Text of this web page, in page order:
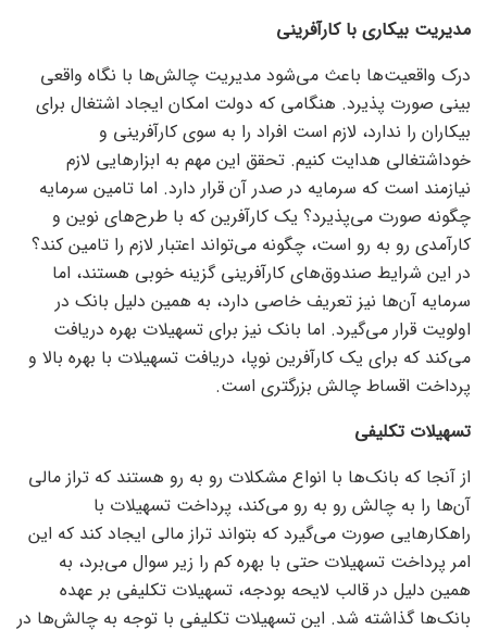
مدیریت بیکاری با کارآفرینی
درک واقعیت‌ها باعث می‌شود مدیریت چالش‌ها با نگاه واقعی
بینی صورت پذیرد. هنگامی که دولت امکان ایجاد اشتغال برای
بیکاران را ندارد، لازم است افراد را به سوی کارآفرینی و
خوداشتغالی هدایت کنیم. تحقق این مهم به ابزار‌هایی لازم
نیازمند است که سرمایه در صدر آن قرار دارد. اما تامین سرمایه
چگونه صورت می‌پذیرد؟ یک کارآفرین که با طرح‌های نوین و
کارآمدی رو به رو است، چگونه می‌تواند اعتبار لازم را تامین کند؟
در این شرایط صندوق‌های کارآفرینی گزینه خوبی هستند، اما
سرمایه آن‌ها نیز تعریف خاصی دارد، به همین دلیل بانک در
اولویت قرار می‌گیرد. اما بانک نیز برای تسهیلات بهره دریافت
می‌کند که برای یک کارآفرین نوپا، دریافت تسهیلات با بهره بالا و
پرداخت اقساط چالش بزرگتری است.
تسهیلات تکلیفی
از آنجا که بانک‌ها با انواع مشکلات رو به رو هستند که تراز مالی
آن‌ها را به چالش رو به رو می‌کند، پرداخت تسهیلات با
راهکار‌هایی صورت می‌گیرد که بتواند تراز مالی ایجاد کند که این
امر پرداخت تسهیلات حتی با بهره کم را زیر سوال می‌برد، به
همین دلیل در قالب لایحه بودجه، تسهیلات تکلیفی بر عهده
بانک‌ها گذاشته شد. این تسهیلات تکلیفی با توجه به چالش‌ها در